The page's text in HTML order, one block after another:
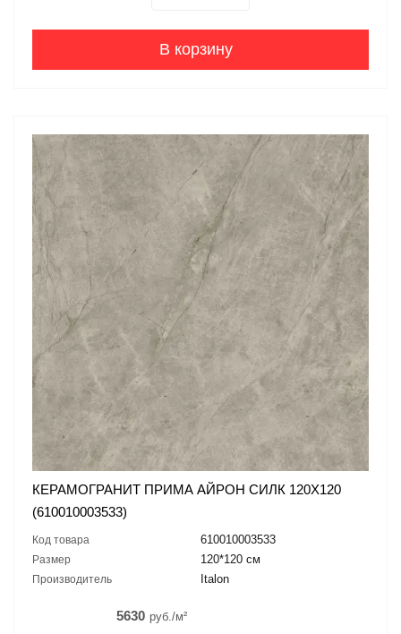
В корзину
КЕРАМОГРАНИТ ПРИМА АЙРОН СИЛК 120X120
(610010003533)
Код товара 610010003533
Размер 120*120 см
Производитель Italon
5630 руб./м²